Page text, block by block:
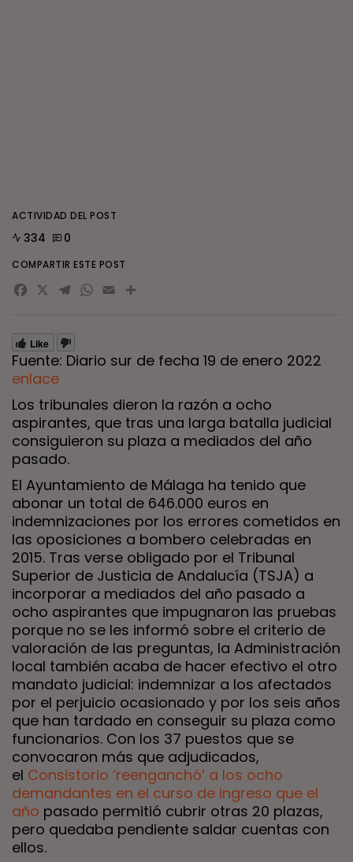
Like
Fuente: Diario sur de fecha 19 de enero 2022
enlace
Los tribunales dieron la razón a ocho
aspirantes, que tras una larga batalla judicial
consiguieron su plaza a mediados del año
pasado.
El Ayuntamiento de Málaga ha tenido que
abonar un total de 646.000 euros en
indemnizaciones por los errores cometidos en
las oposiciones a bombero celebradas en
2015. Tras verse obligado por el Tribunal
Superior de Justicia de Andalucía (TSJA) a
incorporar a mediados del año pasado a
ocho aspirantes que impugnaron las pruebas
porque no se les informó sobre el criterio de
valoración de las preguntas, la Administración
local también acaba de hacer efectivo el otro
mandato judicial: indemnizar a los afectados
por el perjuicio ocasionado y por los seis años
que han tardado en conseguir su plaza como
funcionarios. Con los 37 puestos que se
convocaron más que adjudicados,
el Consistorio ‘reenganchó’ a los ocho
demandantes en el curso de ingreso que el
año pasado permitió cubrir otras 20 plazas,
pero quedaba pendiente saldar cuentas con
ellos.
ACTIVIDAD DEL POST
334 0
COMPARTIR ESTE POST
Facebook
X Telegram
WhatsApp
EmailCompartir